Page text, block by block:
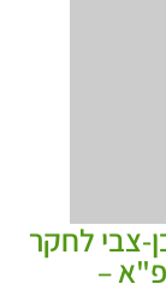
צבי לחקר
–